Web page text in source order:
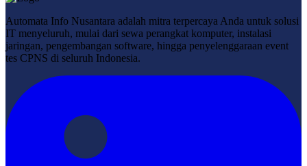
Automata Info Nusantara adalah mitra terpercaya Anda untuk solusi
IT menyeluruh, mulai dari sewa perangkat komputer, instalasi
jaringan, pengembangan software, hingga penyelenggaraan event
tes CPNS di seluruh Indonesia.